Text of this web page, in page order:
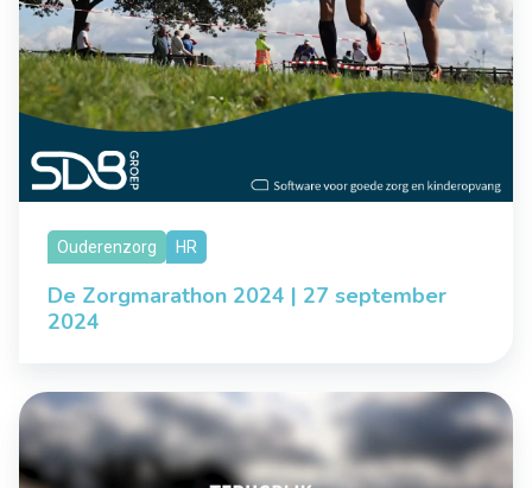
Ouderenzorg HR
De Zorgmarathon 2024 | 27 september
2024